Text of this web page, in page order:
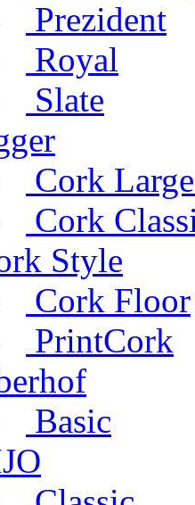
Prezident
Royal
Slate
Cork
Cork
Style
Cork Floor
PrintCork
Basic